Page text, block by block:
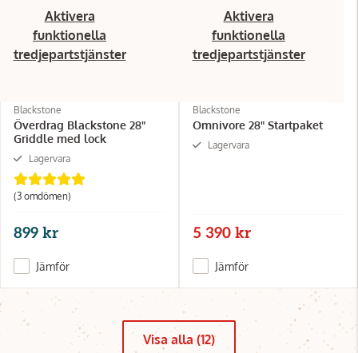
Aktivera
funktionella
tredjepartstjänster
Blackstone
Överdrag Blackstone 28"
Griddle med lock
Lagervara
(3 omdömen)
899 kr
Jämför
Aktivera
funktionella
tredjepartstjänster
Blackstone
Omnivore 28" Startpaket
Lagervara
5 390 kr
Jämför
Visa alla (12)